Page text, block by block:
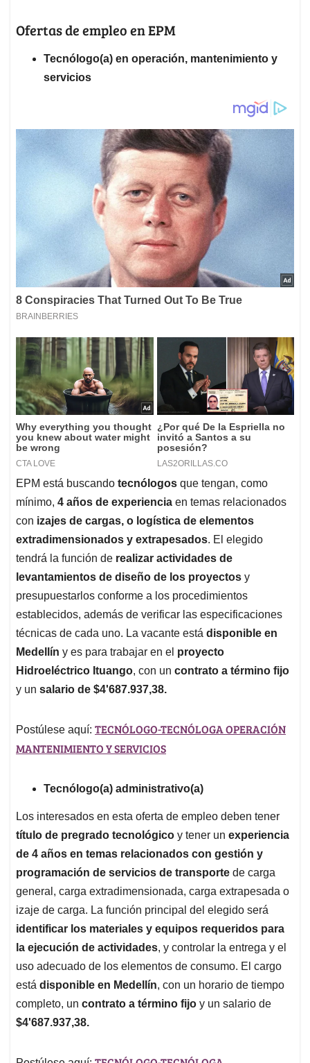
Ofertas de empleo en EPM
Tecnólogo(a) en operación, mantenimiento y
servicios
EPM está buscando tecnólogos que tengan, como
mínimo, 4 años de experiencia en temas relacionados
con izajes de cargas, o logística de elementos
extradimensionados y extrapesados. El elegido
tendrá la función de realizar actividades de
levantamientos de diseño de los proyectos y
presupuestarlos conforme a los procedimientos
establecidos, además de verificar las especificaciones
técnicas de cada uno. La vacante está disponible en
Medellín y es para trabajar en el proyecto
Hidroeléctrico Ituango, con un contrato a término fijo
y un salario de $4'687.937,38.
Postúlese aquí: TECNÓLOGO-TECNÓLOGA OPERACIÓN
MANTENIMIENTO Y SERVICIOS
Tecnólogo(a) administrativo(a)
Los interesados en esta oferta de empleo deben tener
título de pregrado tecnológico y tener un experiencia
de 4 años en temas relacionados con gestión y
programación de servicios de transporte de carga
general, carga extradimensionada, carga extrapesada o
izaje de carga. La función principal del elegido será
identificar los materiales y equipos requeridos para
la ejecución de actividades, y controlar la entrega y el
uso adecuado de los elementos de consumo. El cargo
está disponible en Medellín, con un horario de tiempo
completo, un contrato a término fijo y un salario de
$4'687.937,38.